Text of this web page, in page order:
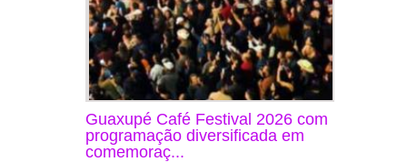
Guaxupé Café Festival 2026 com
programação diversificada em
comemoraç...